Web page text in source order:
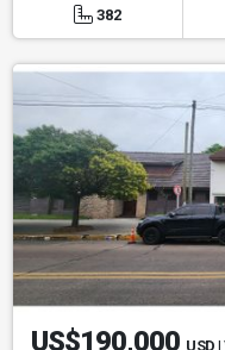
382
US$190,000 USD |